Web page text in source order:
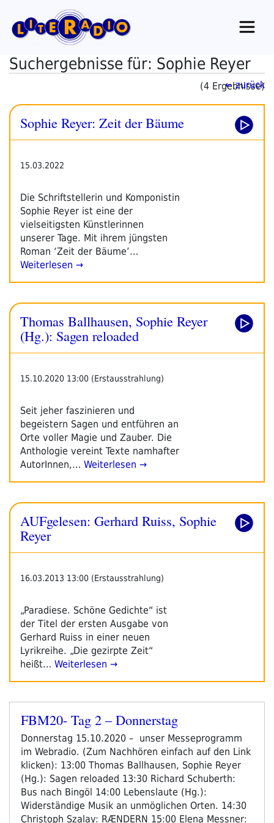
Inhalt
springen
Suchergebnisse für: Sophie Reyer
(4 Ergebnisse)
← zurück
Sophie Reyer: Zeit der Bäume
15.03.2022
Die Schriftstellerin und Komponistin
Sophie Reyer ist eine der
vielseitigsten Künstlerinnen
unserer Tage. Mit ihrem jüngsten
Roman ‘Zeit der Bäume’…
Weiterlesen →
Thomas Ballhausen, Sophie Reyer
(Hg.): Sagen reloaded
15.10.2020 13:00 (Erstausstrahlung)
Seit jeher faszinieren und
begeistern Sagen und entführen an
Orte voller Magie und Zauber. Die
Anthologie vereint Texte namhafter
AutorInnen,… Weiterlesen →
AUFgelesen: Gerhard Ruiss, Sophie
Reyer
16.03.2013 13:00 (Erstausstrahlung)
„Paradiese. Schöne Gedichte“ ist
der Titel der ersten Ausgabe von
Gerhard Ruiss in einer neuen
Lyrikreihe. „Die gezirpte Zeit“
heißt… Weiterlesen →
Veröffentlicht
FBM20- Tag 2 – Donnerstag
Donnerstag 15.10.2020 – unser Messeprogramm
im Webradio. (Zum Nachhören einfach auf den Link
klicken): 13:00 Thomas Ballhausen, Sophie Reyer
(Hg.): Sagen reloaded 13:30 Richard Schuberth:
Bus nach Bingöl 14:00 Lebenslaute (Hg.):
Widerständige Musik an unmöglichen Orten. 14:30
Christoph Szalay: RÆNDERN 15:00 Elena Messner: